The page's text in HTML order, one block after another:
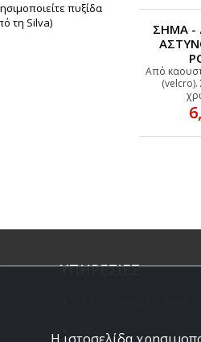
πυξίδα
τη Silva)
ΣΗΜΑ -
Από
ΥΠΗΡΕΣΙΕΣ
Ιστορικό
Η ιστοσελίδα